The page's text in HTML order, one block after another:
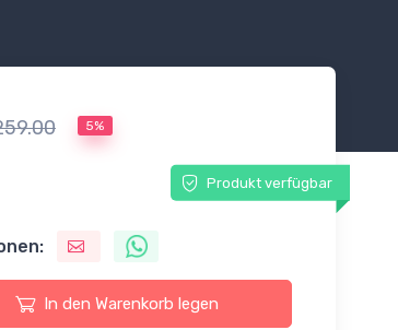
5%
Produkt verfügbar
In den Warenkorb legen